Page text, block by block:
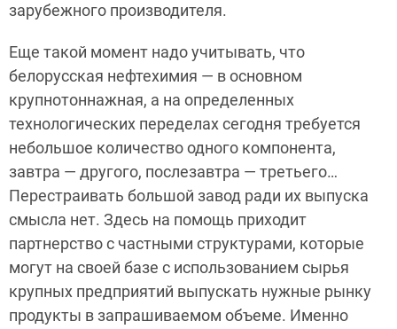
зарубежного производителя.
Еще такой момент надо учитывать, что
белорусская нефтехимия — в основном
крупнотоннажная, а на определенных
технологических переделах сегодня требуется
небольшое количество одного компонента,
завтра — другого, послезавтра — третьего…
Перестраивать большой завод ради их выпуска
смысла нет. Здесь на помощь приходит
партнерство с частными структурами, которые
могут на своей базе с использованием сырья
крупных предприятий выпускать нужные рынку
продукты в запрашиваемом объеме. Именно